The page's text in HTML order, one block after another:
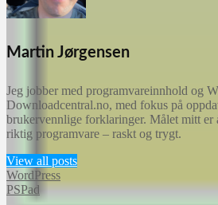
Martin Jørgensen
Jeg jobber med programvareinnhold og
Downloadcentral.no, med fokus på
brukervennlige forklaringer. Målet mitt er
riktig programvare – raskt og trygt.
View all posts
WordPress
PSPad